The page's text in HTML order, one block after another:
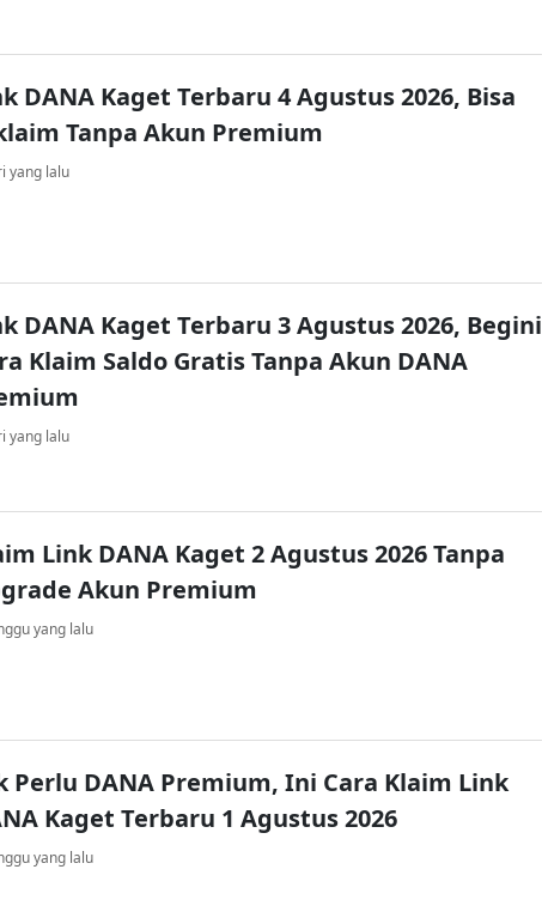
DANA Kaget Terbaru 4 Agustus 2026, Bisa
Tanpa Akun Premium
yang lalu
DANA Kaget Terbaru 3 Agustus 2026, Begini
Klaim Saldo Gratis Tanpa Akun DANA
yang lalu
Link DANA Kaget 2 Agustus 2026 Tanpa
Akun Premium
yang lalu
Perlu DANA Premium, Ini Cara Klaim Link
Kaget Terbaru 1 Agustus 2026
yang lalu